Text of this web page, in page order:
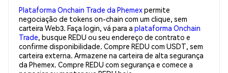
Plataforma Onchain Trade da Phemexpermite
negociação de tokens on-chain com um clique, sem
carteira Web3. Faça login, vá para a plataforma Onchain
Trade, busque REDU ou seu endereço de contrato e
confirme disponibilidade. Compre REDU com USDT, sem
carteira externa. Armazene na carteira de alta segurança
da Phemex. Compre REDU com segurança e comece a